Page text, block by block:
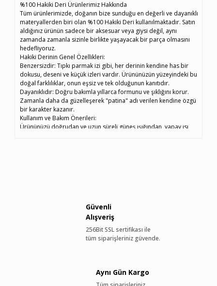
%100 Hakiki Deri Ürünlerimiz Hakkında
Tüm ürünlerimizde, doğanın bize sunduğu en değerli ve dayanıklı
materyallerden biri olan %100 Hakiki Deri kullanılmaktadır. Satın
aldığınız ürünün sadece bir aksesuar veya giysi değil, aynı
zamanda zamanla sizinle birlikte yaşayacak bir parça olmasını
hedefliyoruz.
Hakiki Derinin Genel Özellikleri:
Benzersizdir: Tıpkı parmak izi gibi, her derinin kendine has bir
dokusu, deseni ve küçük izleri vardır. Ürününüzün yüzeyindeki bu
doğal farklılıklar, onun eşsiz ve tek olduğunun kanıtıdır.
Dayanıklıdır: Doğru bakımla yıllarca formunu ve şıklığını korur.
Zamanla daha da güzelleşerek "patina" adı verilen kendine özgü
bir karakter kazanır.
Kullanım ve Bakım Önerileri:
Ürününüzü doğrudan ve uzun süreli güneş ışığından, yapay ısı
renk tonu farklılıkları bir kusur değil, derinin doğal yapısının bir
parçası ve hakiki olduğunun en önemli göstergesidir
Bu basit bakım adımlarıyla, ürününüzün kalitesini ve zarafetini
uzun yıllar boyunca koruyabilirsiniz.
Güvenli
Alışveriş
256Bit SSL sertifikası ile
tüm siparişleriniz güvende.
Aynı Gün Kargo